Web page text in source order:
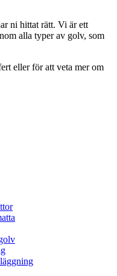
ni hittat rätt. Vi är ett
alla typer av golv, som
eller för att veta mer om